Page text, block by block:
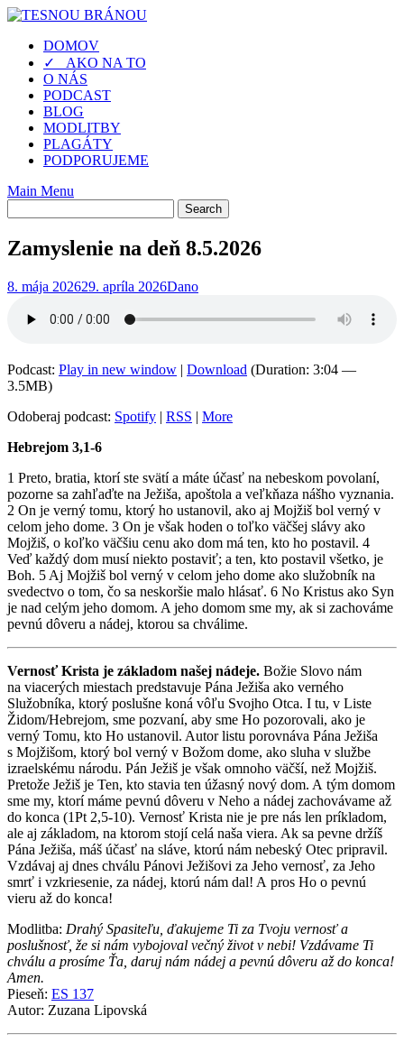
Skip
contentDOMOV
✓ AKO NA TO
O NÁS
PODCAST
BLOG
MODLITBY
PLAGÁTY
PODPORUJEME
Main Menu
Zamyslenie na deň 8.5.2026
8. mája 202629. apríla 2026Dano
Podcast: Play in new window | Download (Duration: 3:04 —
3.5MB)
Odoberaj podcast: Spotify | RSS | More
Hebrejom 3,1-6
1 Preto, bratia, ktorí ste svätí a máte účasť na nebeskom povolaní,
pozorne sa zahľaďte na Ježiša, apoštola a veľkňaza nášho vyznania.
2 On je verný tomu, ktorý ho ustanovil, ako aj Mojžiš bol verný v
celom jeho dome. 3 On je však hoden o toľko väčšej slávy ako
Mojžiš, o koľko väčšiu cenu ako dom má ten, kto ho postavil. 4
Veď každý dom musí niekto postaviť; a ten, kto postavil všetko, je
Boh. 5 Aj Mojžiš bol verný v celom jeho dome ako služobník na
svedectvo o tom, čo sa neskoršie malo hlásať. 6 No Kristus ako Syn
je nad celým jeho domom. A jeho domom sme my, ak si zachováme
pevnú dôveru a nádej, ktorou sa chválime.
Vernosť Krista je základom našej nádeje. Božie Slovo nám
na viacerých miestach predstavuje Pána Ježiša ako verného
Služobníka, ktorý poslušne koná vôľu Svojho Otca. I tu, v Liste
Židom/Hebrejom, sme pozvaní, aby sme Ho pozorovali, ako je
verný Tomu, kto Ho ustanovil. Autor listu porovnáva Pána Ježiša
s Mojžišom, ktorý bol verný v Božom dome, ako sluha v službe
izraelskému národu. Pán Ježiš je však omnoho väčší, než Mojžiš.
Pretože Ježiš je Ten, kto stavia ten úžasný nový dom. A tým domom
sme my, ktorí máme pevnú dôveru v Neho a nádej zachovávame až
do konca (1Pt 2,5-10). Vernosť Krista nie je pre nás len príkladom,
ale aj základom, na ktorom stojí celá naša viera. Ak sa pevne držíš
Pána Ježiša, máš účasť na sláve, ktorú nám nebeský Otec pripravil.
Vzdávaj aj dnes chválu Pánovi Ježišovi za Jeho vernosť, za Jeho
smrť i vzkriesenie, za nádej, ktorú nám dal! A pros Ho o pevnú
vieru až do konca!
Modlitba: Drahý Spasiteľu, ďakujeme Ti za Tvoju vernosť a
poslušnosť, že si nám vybojoval večný život v nebi! Vzdávame Ti
chválu a prosíme Ťa, daruj nám nádej a pevnú dôveru až do konca!
Amen.
Pieseň: ES 137
Autor: Zuzana Lipovská